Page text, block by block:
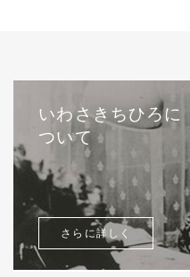
いわさきちひろに
ついて
さらに詳しく